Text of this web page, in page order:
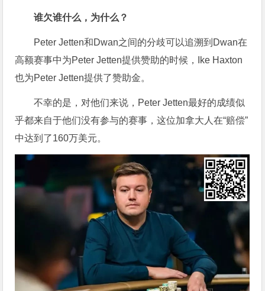
谁欠谁什么，为什么？
Peter Jetten和Dwan之间的分歧可以追溯到Dwan在
高额赛事中为Peter Jetten提供赞助的时候，Ike Haxton
也为Peter Jetten提供了赞助金。
不幸的是，对他们来说，Peter Jetten最好的成绩似
乎都来自于他们没有参与的赛事，这位加拿大人在“赔偿”
中达到了160万美元。